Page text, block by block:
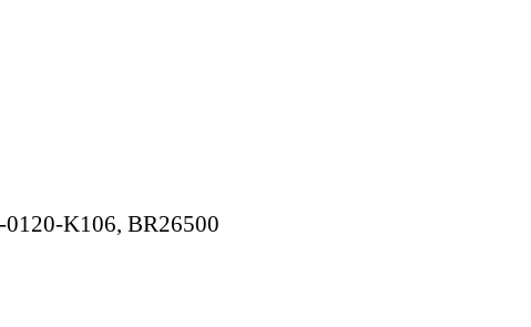
K106, BR26500